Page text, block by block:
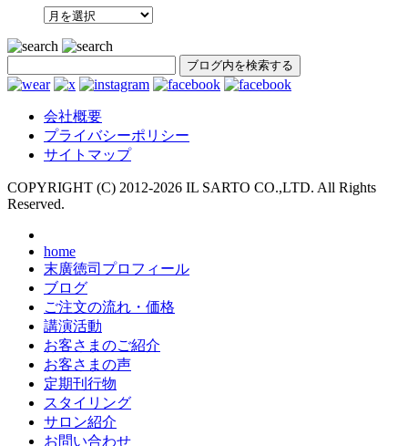
SEARCH
会社概要
プライバシーポリシー
サイトマップ
COPYRIGHT (C) 2012-2026 IL SARTO CO.,LTD. All Rights
Reserved.
home
末廣徳司プロフィール
ブログ
ご注文の流れ・価格
講演活動
お客さまのご紹介
お客さまの声
定期刊行物
スタイリング
サロン紹介
お問い合わせ